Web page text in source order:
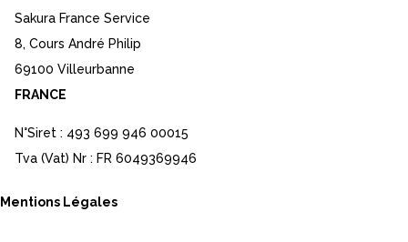
Sakura France Service
8, Cours André Philip
69100 Villeurbanne
FRANCE
N°Siret : 493 699 946 00015
Tva (Vat) Nr : FR 6049369946
Mentions Légales